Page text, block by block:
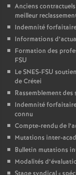
Anciens
meilleur
Indemnité
Informations
Formation des
FSU
LeSNES-FSU
de Crétei
Rassemblement
Indemnité
connu
Compte-rendu de
Mutations inter-
Bulletin mutations
Modalités